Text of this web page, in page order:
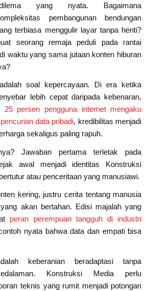
dilema yang nyata. Bagaimana
pembangunan bendungan
terbiasa menggulir layar tanpa henti?
seorang remaja peduli pada rantai
waktu yang sama jutaan konten hiburan
soal kepercayaan. Di era ketika
lebih cepat daripada kebenaran,
25 persen pengguna internet mengaku
data pribadi, kredibilitas menjadi
sekaligus paling rapuh.
Jawaban pertama terletak pada
awal menjadi identitas Konstruksi
atau penceritaan yang manusiawi.
kering, justru cerita tentang manusia
akan bertahan. Edisi majalah yang
peran perempuan tangguh di industri
nyata bahwa data dan empati bisa
keberanian beradaptasi tanpa
Konstruksi Media perlu
teknis yang rumit menjadi potongan